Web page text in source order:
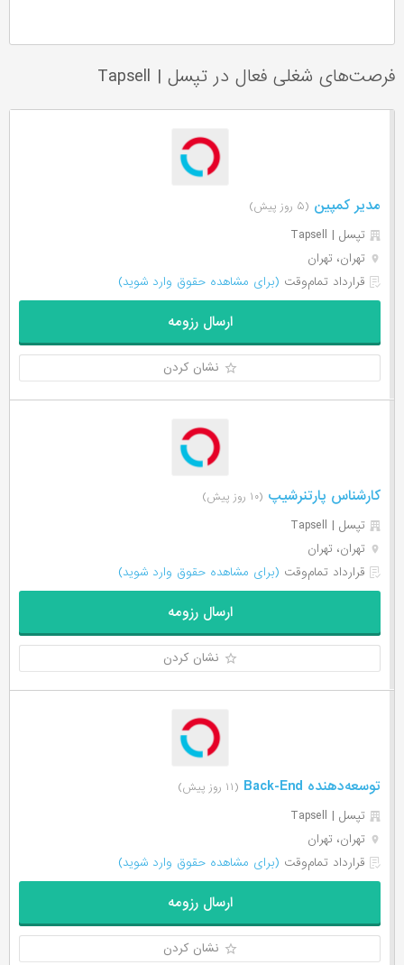
فرصت‌های شغلی فعال در تپسل |
مدیر کمپین (۵ روز پیش)
تپسل | Tapsell
تهران، تهران
قرارداد تمام‌وقت (برای مشاهده حقوق وارد شوید)
ارسال رزومه
نشان کردن
کارشناس پارتنرشیپ (۱۰ روز پیش)
تپسل | Tapsell
تهران، تهران
قرارداد تمام‌وقت (برای مشاهده حقوق وارد شوید)
ارسال رزومه
نشان کردن
توسعه‌دهنده Back-End (۱۱ روز پیش)
تپسل | Tapsell
تهران، تهران
قرارداد تمام‌وقت (برای مشاهده حقوق وارد شوید)
ارسال رزومه
نشان کردن